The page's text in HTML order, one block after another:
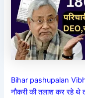
Bihar pashupalan
नौकरी की तलाश कर रहे थे